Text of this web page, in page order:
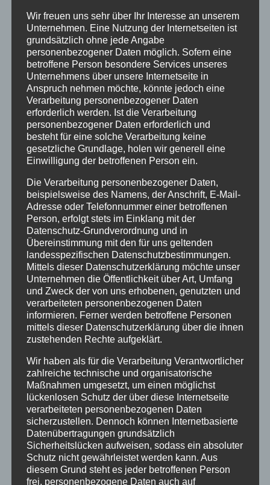
Erlebnissen
Halbzeit im Mikrozensus
Burgberger Dorfabende
Kategorien
Allgemein
Amtliche Bekanntmachungen
Bürgerinformationen
Fortbildungen
Klimaschutz Best Practice
Startseite
Veranstaltungen
Stichwörter
2024 agathazell Aktion Allgäu alpsee-grünten
Antrag Arbeiten ausweis Bauhof Bayern
Bekanntmachung Brauchtum burgberg
Burgberg im Allgäu burgentage Bürger Bürgerbüro
Bürgerinfo bürgermeister corona Dorfplatz
ehrung Gemeinde Gemeinde Burgberg
gemeinderat Gesucht Grünten Grüntenhalle
hinweis hochwasser Holzfällung
Landkreis Oberallgäu Landratsamt Maibaum
Wir freuen uns sehr über Ihr Interesse an unserem
Unternehmen. Eine Nutzung der Internetseiten ist
grundsätzlich ohne jede Angabe
personenbezogener Daten möglich. Sofern eine
betroffene Person besondere Services unseres
Unternehmens über unsere Internetseite in
Anspruch nehmen möchte, könnte jedoch eine
Verarbeitung personenbezogener Daten
erforderlich werden. Ist die Verarbeitung
personenbezogener Daten erforderlich und
besteht für eine solche Verarbeitung keine
gesetzliche Grundlage, holen wir generell eine
Einwilligung der betroffenen Person ein.
Die Verarbeitung personenbezogener Daten,
beispielsweise des Namens, der Anschrift, E-Mail-
Adresse oder Telefonnummer einer betroffenen
Person, erfolgt stets im Einklang mit der
Datenschutz-Grundverordnung und in
Übereinstimmung mit den für uns geltenden
landesspezifischen Datenschutzbestimmungen.
Mittels dieser Datenschutzerklärung möchte unser
Unternehmen die Öffentlichkeit über Art, Umfang
und Zweck der von uns erhobenen, genutzten und
verarbeiteten personenbezogenen Daten
informieren. Ferner werden betroffene Personen
mittels dieser Datenschutzerklärung über die ihnen
zustehenden Rechte aufgeklärt.
Wir haben als für die Verarbeitung Verantwortlicher
zahlreiche technische und organisatorische
Maßnahmen umgesetzt, um einen möglichst
lückenlosen Schutz der über diese Internetseite
verarbeiteten personenbezogenen Daten
sicherzustellen. Dennoch können Internetbasierte
Datenübertragungen grundsätzlich
Sicherheitslücken aufweisen, sodass ein absoluter
Schutz nicht gewährleistet werden kann. Aus
diesem Grund steht es jeder betroffenen Person
frei, personenbezogene Daten auch auf